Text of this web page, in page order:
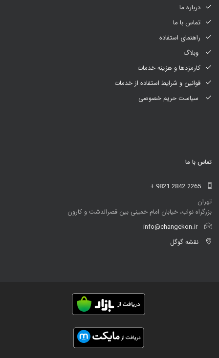
درباره ما
تماس با ما
راهنمای استفاده
کارمزدها و هزینه خدمات
قوانین و شرایط استفاده از خدمات
تماس با ما
+ 9821 2842 2265
تهران
بزرگراه نواب، خیابان امام خمینی بین قصرالدشت و کارون
info@changekon.ir